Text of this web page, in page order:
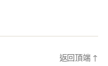
返回頂端 ↑